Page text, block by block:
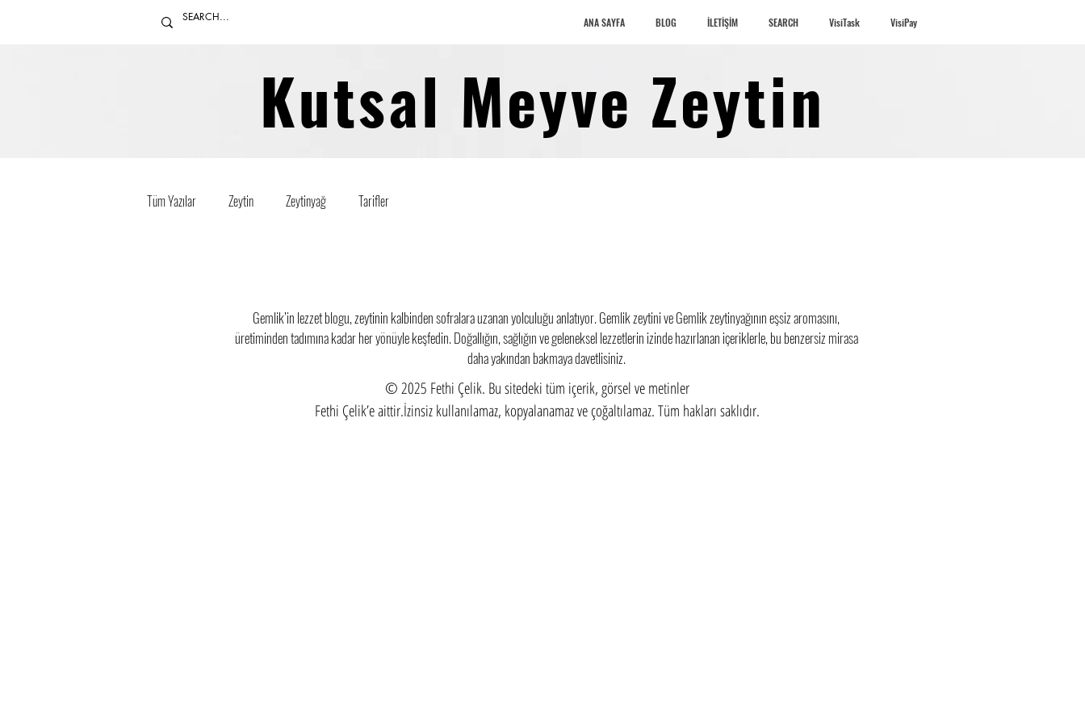
ANA SAYFA BLOG İLETİŞİM SEARCH VisiTask VisiPay
Kutsal Meyve Zeytin
Tüm Yazılar Zeytin Zeytinyağ Tarifler
Gemlik’in lezzet blogu, zeytinin kalbinden sofralara uzanan yolculuğu anlatıyor. Gemlik zeytini ve Gemlik zeytinyağının eşsiz aromasını,
üretiminden tadımına kadar her yönüyle keşfedin. Doğallığın, sağlığın ve geleneksel lezzetlerin izinde hazırlanan içeriklerle, bu benzersiz mirasa
daha yakından bakmaya davetlisiniz.
© 2025 Fethi Çelik. Bu sitedeki tüm içerik, görsel ve metinler
Fethi Çelik’e aittir.İzinsiz kullanılamaz, kopyalanamaz ve çoğaltılamaz. Tüm hakları saklıdır.